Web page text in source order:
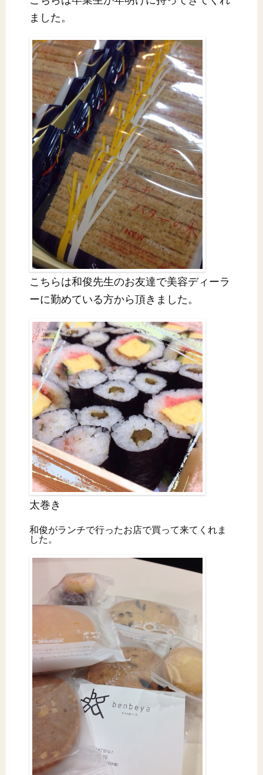
ました。
こちらは和俊先生のお友達で美容ディーラ
ーに勤めている方から頂きました。
太巻き
和俊がランチで行ったお店で買って来てくれま
した。